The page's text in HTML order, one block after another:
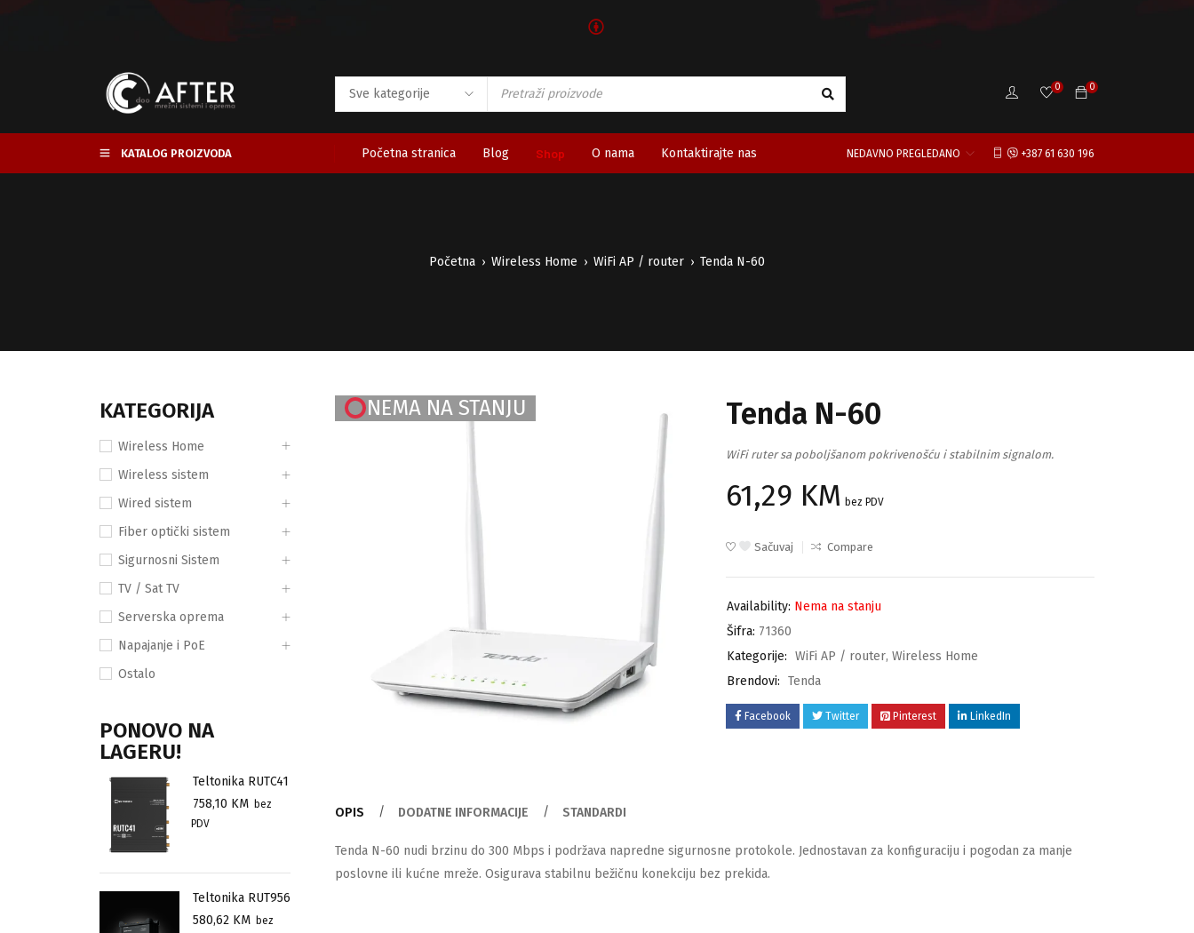
🅯
0
0
KATALOG PROIZVODA Početna stranica Blog Shop O nama Kontaktirajte nas +387 61 630 196
NEDAVNO PREGLEDANO
Početna › Wireless Home › WiFi AP / router › Tenda N-60
KATEGORIJA
Wireless Home
Wireless sistem
Wired sistem
Fiber optički sistem
Sigurnosni Sistem
TV / Sat TV
Serverska oprema
Napajanje i PoE
Ostalo
PONOVO NA
LAGERU!
Teltonika RUTC41
758,10 KM bez
PDV
Teltonika RUT956
580,62 KM bez
NEMA NA STANJU Tenda N-60
WiFi ruter sa poboljšanom pokrivenošću i stabilnim signalom.
61,29 KM bez PDV
Sačuvaj Compare
Availability: Nema na stanju
Šifra: 71360
Kategorije: WiFi AP / router, Wireless Home
Brendovi: Tenda
Facebook Twitter Pinterest LinkedIn
OPIS DODATNE INFORMACIJE STANDARDI
Tenda N-60 nudi brzinu do 300 Mbps i podržava napredne sigurnosne protokole. Jednostavan za konfiguraciju i pogodan za manje
poslovne ili kućne mreže. Osigurava stabilnu bežičnu konekciju bez prekida.